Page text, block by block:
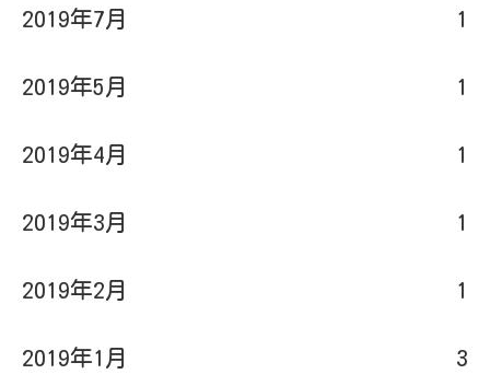
2019年7月 1
2019年5月 1
2019年4月 1
2019年3月 1
2019年2月 1
2019年1月 3